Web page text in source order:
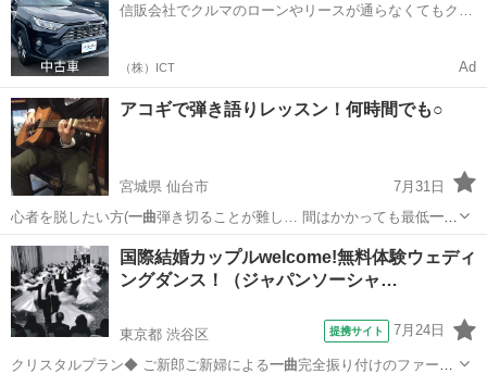
信販会社でクルマのローンやリースが通らなくてもクル
（株）ICT Ad
アコギで弾き語りレッスン！何時間でも○
宮城県 仙台市
7月31日
心者を脱したい方(一曲弾き切ることが難し… 間はかかっても最低一曲
は弾けるようになる…
宮城 仙台市 ギター 弾き語り
国際結婚カップルwelcome!無料体験ウェディ
ングダンス！（ジャパンソーシャ…
東京都 渋谷区 提携サイト 7月24日
クリスタルプラン◆ ご新郎ご新婦による一曲完全振り付けのファース